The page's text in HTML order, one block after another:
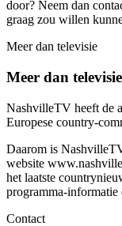
door? Neem dan
graag zou willen
Meer dan televisie
Meer dan televisie
NashvilleTV heeft de
Europese country-
Daarom is
website
het laatste
programma-informatie
Contact